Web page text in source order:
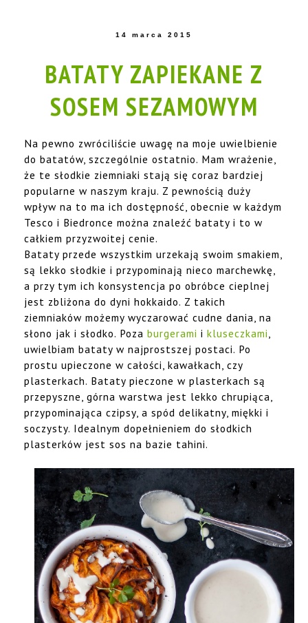
14 marca 2015
BATATY ZAPIEKANE Z
SOSEM SEZAMOWYM
Na pewno zwróciliście uwagę na moje uwielbienie
do batatów, szczególnie ostatnio. Mam wrażenie,
że te słodkie ziemniaki stają się coraz bardziej
popularne w naszym kraju. Z pewnością duży
wpływ na to ma ich dostępność, obecnie w każdym
Tesco i Biedronce można znaleźć bataty i to w
całkiem przyzwoitej cenie.
Bataty przede wszystkim urzekają swoim smakiem,
są lekko słodkie i przypominają nieco marchewkę,
a przy tym ich konsystencja po obróbce cieplnej
jest zbliżona do dyni hokkaido. Z takich
ziemniaków możemy wyczarować cudne dania, na
słono jak i słodko. Poza burgerami i kluseczkami
uwielbiam bataty w najprostszej postaci. Po
prostu upieczone w całości, kawałkach, czy
plasterkach. Bataty pieczone w plasterkach są
przepyszne, górna warstwa jest lekko chrupiąca,
przypominająca czipsy, a spód delikatny, miękki i
soczysty. Idealnym dopełnieniem do słodkich
plasterków jest sos na bazie tahini.